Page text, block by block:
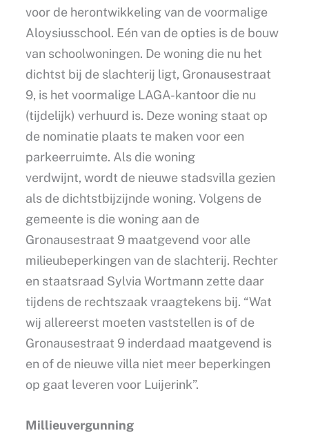
voor de herontwikkeling van de voormalige
Aloysiusschool. Eén van de opties is de bouw
van schoolwoningen. De woning die nu het
dichtst bij de slachterij ligt, Gronausestraat
9, is het voormalige LAGA-kantoor die nu
(tijdelijk) verhuurd is. Deze woning staat op
de nominatie plaats te maken voor een
parkeerruimte. Als die woning
verdwijnt, wordt de nieuwe stadsvilla gezien
als de dichtstbijzijnde woning. Volgens de
gemeente is die woning aan de
Gronausestraat 9 maatgevend voor alle
milieubeperkingen van de slachterij. Rechter
en staatsraad Sylvia Wortmann zette daar
tijdens de rechtszaak vraagtekens bij. “Wat
wij allereerst moeten vaststellen is of de
Gronausestraat 9 inderdaad maatgevend is
en of de nieuwe villa niet meer beperkingen
op gaat leveren voor Luijerink”.
Millieuvergunning